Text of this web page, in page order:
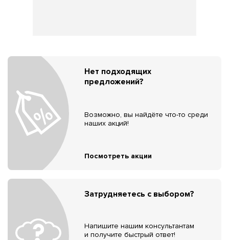
Нет подходящих
предложений?
Возможно, вы найдёте что-то среди
наших акций!
Посмотреть акции
Затрудняетесь с выбором?
Напишите нашим консультантам
и получите быстрый ответ!